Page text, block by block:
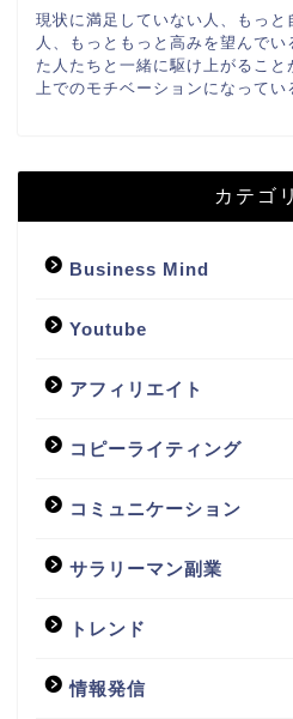
現状に満足していない人、もっ
人、もっともっと高みを望んで
た人たちと一緒に駆け上がること
上でのモチベーションになってい
カテゴ
Business Mind
Youtube
アフィリエイト
コピーライティング
コミュニケーション
サラリーマン副業
トレンド
情報発信